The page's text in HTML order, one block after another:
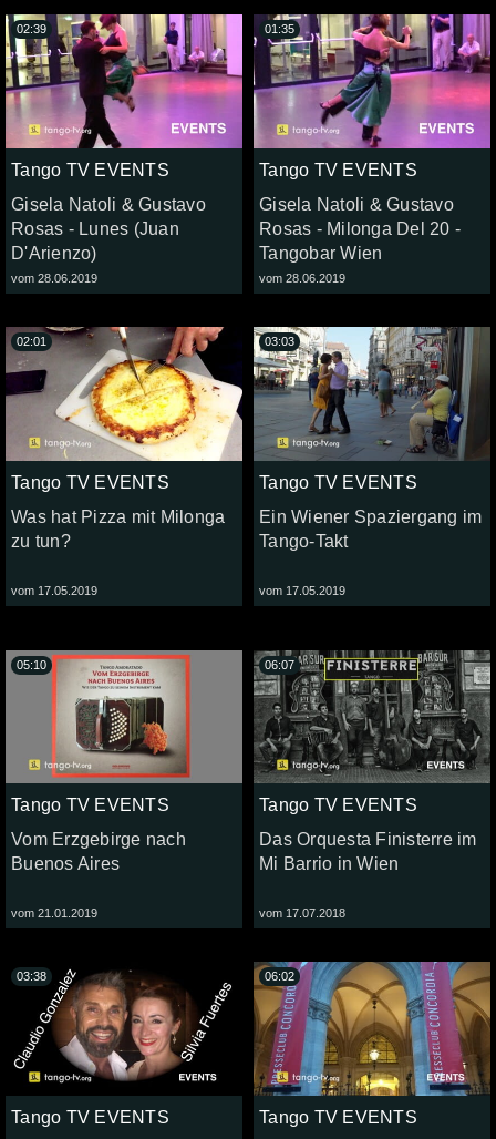
Tango TV EVENTS
Gisela Natoli & Gustavo
Rosas - Lunes (Juan
D'Arienzo)
vom 28.06.2019
02:39
Tango TV EVENTS
Gisela Natoli & Gustavo
Rosas - Milonga Del 20 -
Tangobar Wien
vom 28.06.2019
01:35
Tango TV EVENTS
Was hat Pizza mit Milonga
zu tun?
vom 17.05.2019
02:01
Tango TV EVENTS
Ein Wiener Spaziergang im
Tango-Takt
vom 17.05.2019
03:03
Tango TV EVENTS
Vom Erzgebirge nach
Buenos Aires
vom 21.01.2019
05:10
Tango TV EVENTS
Das Orquesta Finisterre im
Mi Barrio in Wien
vom 17.07.2018
06:07
Tango TV EVENTS
03:38
Tango TV EVENTS
06:02